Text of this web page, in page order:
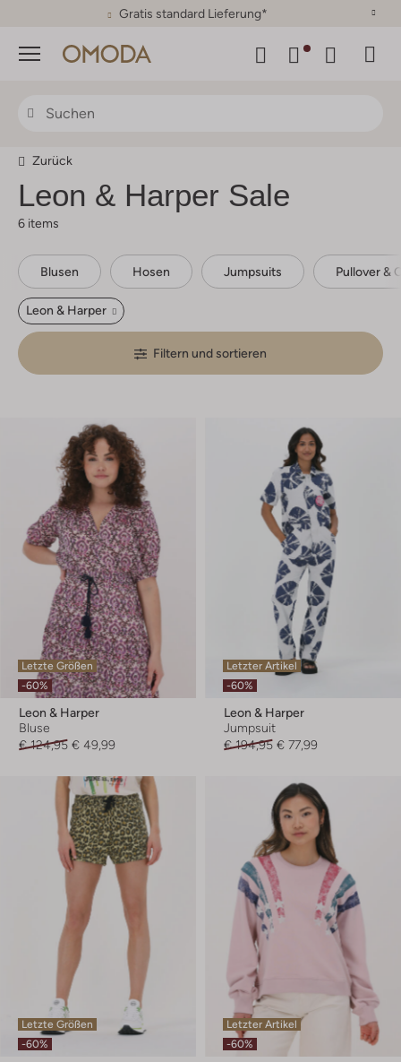
30 Tage Rückgaberecht
Menü
Zurück
Leon & Harper Sale
6 items
Blusen Hosen Jumpsuits Pullover &
Leon & Harper
Filtern und sortieren
Letzte Größen
-60%
Leon & Harper
Bluse
€ 124,95 € 49,99
Letzter Artikel
-60%
Leon & Harper
Jumpsuit
€ 194,95 € 77,99
Letzte Größen
-60%
Letzter Artikel
-60%